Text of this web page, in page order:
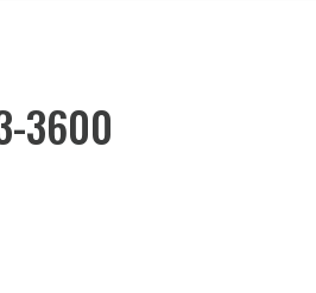
3600